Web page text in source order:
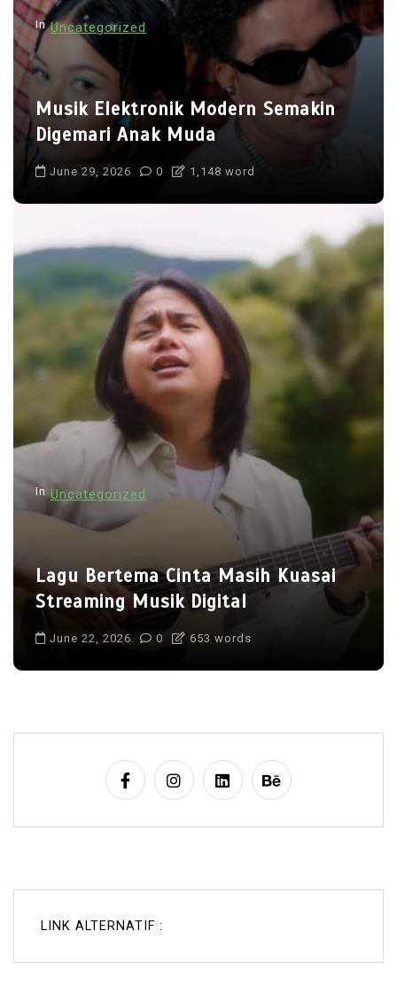
t
i
o
n
In Uncategorized
Musik Elektronik Modern Semakin
Digemari Anak Muda
June 29, 2026 0 1,148 word
In Uncategorized
Lagu Bertema Cinta Masih Kuasai
Streaming Musik Digital
June 22, 2026 0 653 words
LINK ALTERNATIF :